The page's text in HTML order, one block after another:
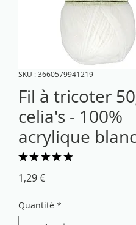
SKU : 3660579941219
Fil à tricoter
celia's - 100%
acrylique
★ ★ ★ ★ ★
1,29 €Prix
Quantité *